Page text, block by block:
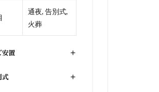
通夜, 告別式,
火葬
安置 +
式 +